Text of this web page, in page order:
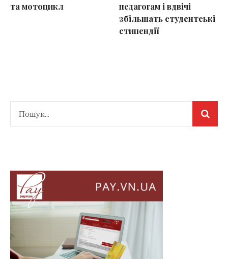
та мотоцикл
педагогам і вдвічі
збільшать студентські
стипендії